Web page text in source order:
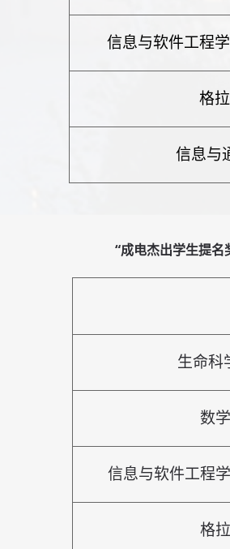
信息与软件工程
格
信息与
“成电杰出学生提名
生命科
数
信息与软件工程
格